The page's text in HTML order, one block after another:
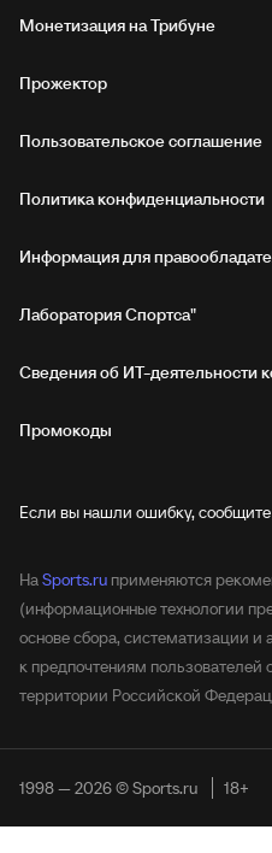
Монетизация на Трибуне
Прожектор
Пользовательское соглашение
Политика конфиденциальности
Информация для
Лаборатория Спортса"
Сведения об ИТ‑деятельности
Промокоды
Если вы нашли ошибку,
НаSports.ru применяются
(информационные технологии
основе сбора, систематизации и
к предпочтениям пользователей
территории Российской
1998 — 2026 © Sports.ru 18+